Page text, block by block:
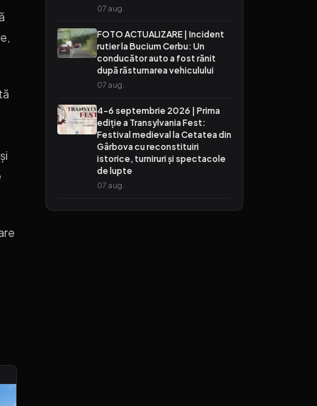
07 aug.
FOTO ACTUALIZARE | Incident
rutier la Bucium Cerbu: Un
conducător auto a fost rănit
după răsturnarea vehiculului
07 aug.
4-6 septembrie 2026 | Prima
ediție a Transylvania Fest:
Festival medieval la Cetatea din
Gârbova cu reconstituiri
istorice, turniruri și spectacole
de lupte
07 aug.